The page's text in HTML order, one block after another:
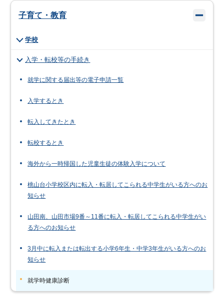
子育て・教育
学校
入学・転校等の手続き
就学に関する届出等の電子申請一覧
入学するとき
転入してきたとき
転校するとき
海外から一時帰国した児童生徒の体験入学について
桃山台小学校区内に転入・転居してこられる中学生がいる方へのお
知らせ
山田南、山田市場9番～11番に転入・転居してこられる中学生がい
る方へのお知らせ
3月中に転入または転出する小学6年生・中学3年生がいる方へのお
知らせ
就学時健康診断